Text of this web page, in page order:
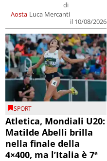
Aosta
di
Luca Mercanti
il 10/08/2026
SPORT
Atletica, Mondiali U20:
Matilde Abelli brilla
nella finale della
4×400, ma l’Italia è 7ª